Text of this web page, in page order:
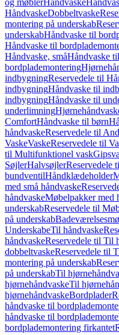
og møblerHåndvaske
HåndvaskeDobbeltvaske
montering på underskab
underskabHåndvaske til
Håndvaske til
Håndvaske, småHåndvaske til
bordplademontering
indbygningReservedele til
indbygningHåndvaske til
indbygningHåndvaske til
underlimning
ComfortHåndvaske til børn
håndvaskeReservedele til
VaskeVaskeReservedele til
til Multifunktionel vask
SøjlerHalvsøjlerReservedele
bundventilHåndklædeholder
med små håndvaske
håndvaskeMøbelpakker med
underskabReservedele til
på underskab
UnderskabeTil håndvaske
håndvaskeReservedele til Til
dobbeltvaskeReservedele til
montering på underskab
på underskabTil
hjørnehåndvaskeTil
hjørnehåndvaskeBordplader
håndvaske til
håndvaske til
bordplademontering firkantet